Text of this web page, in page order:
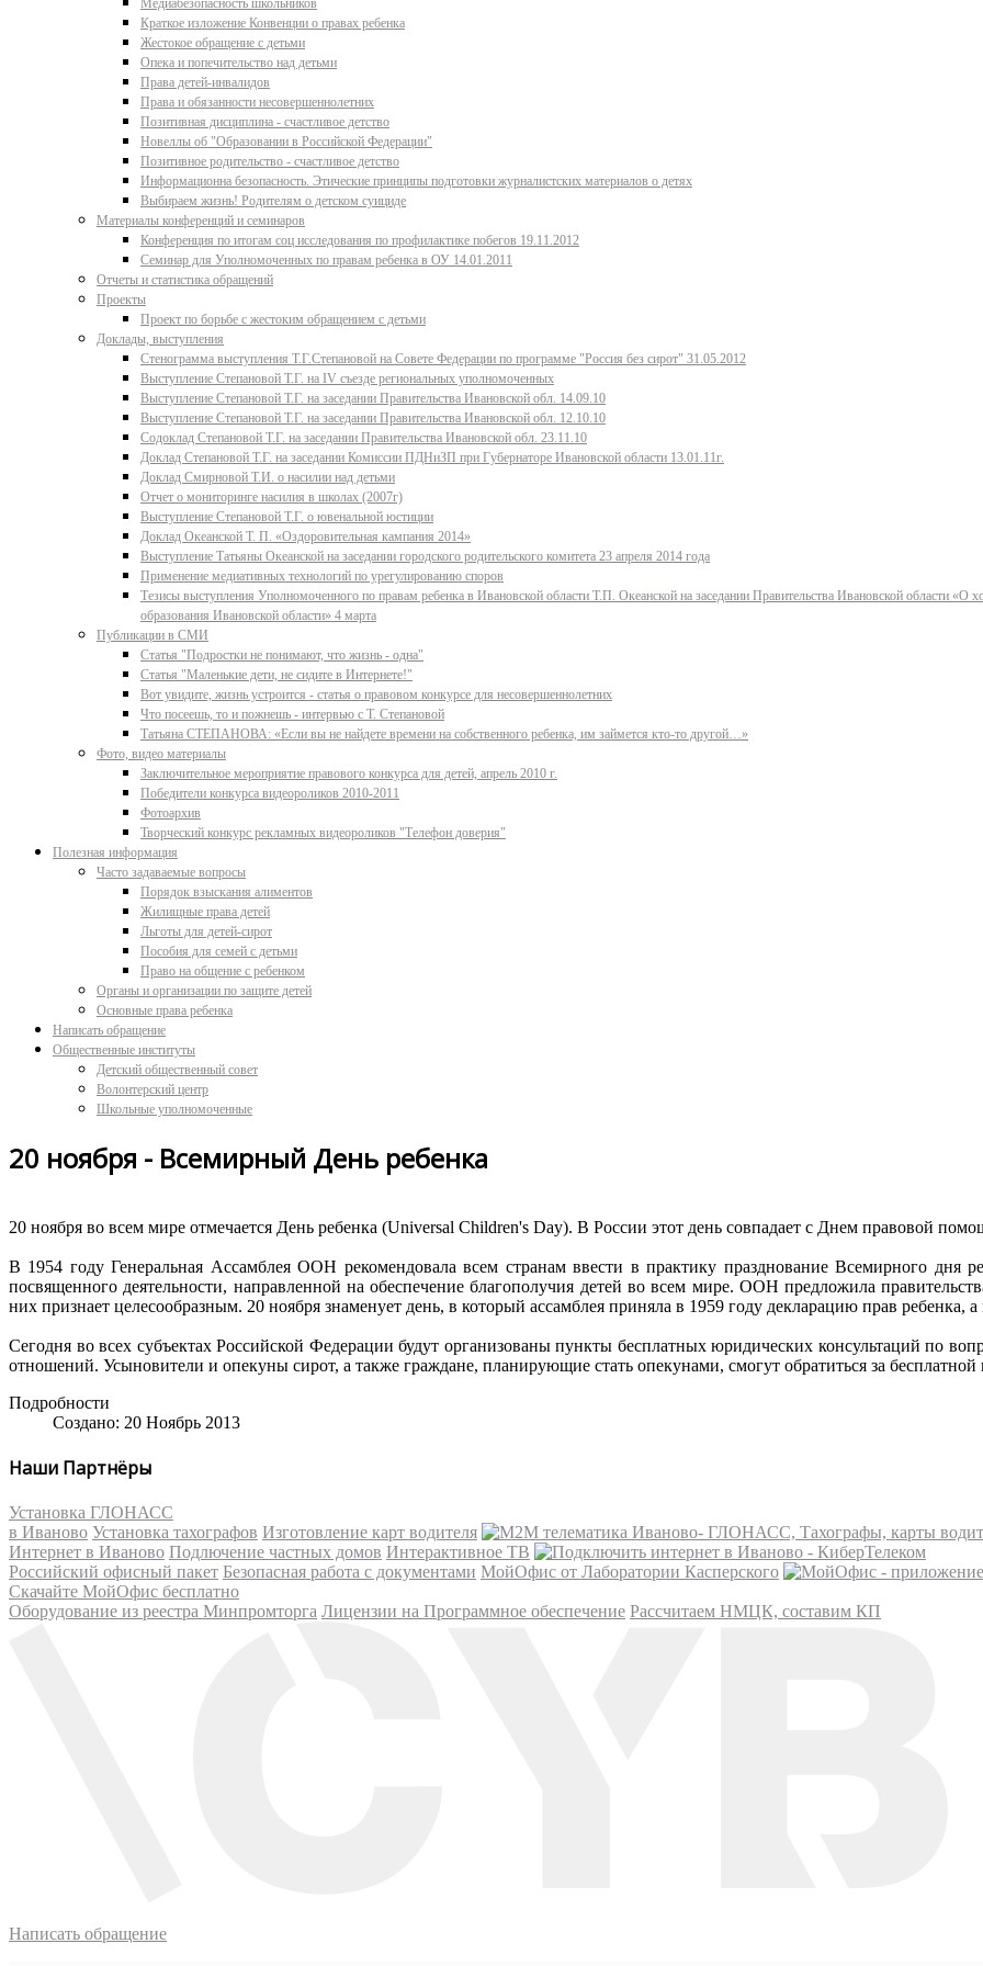
Медиабезопасность школьников
Краткое изложение Конвенции о правах ребенка
Жестокое обращение с детьми
Опека и попечительство над детьми
Права детей-инвалидов
Права и обязанности несовершеннолетних
Позитивная дисциплина - счастливое детство
Новеллы об "Образовании в Российской Федерации"
Позитивное родительство - счастливое детство
Информационна безопасность. Этические принципы подготовки журналистских материалов о детях
Выбираем жизнь! Родителям о детском суициде
Материалы конференций и семинаров
Конференция по итогам соц исследования по профилактике побегов 19.11.2012
Семинар для Уполномоченных по правам ребенка в ОУ 14.01.2011
Отчеты и статистика обращений
Проекты
Проект по борьбе с жестоким обращением с детьми
Доклады, выступления
Стенограмма выступления Т.Г.Степановой на Совете Федерации по программе "Россия без сирот" 31.05.2012
Выступление Степановой Т.Г. на IV съезде региональных уполномоченных
Выступление Степановой Т.Г. на заседании Правительства Ивановской обл. 14.09.10
Выступление Степановой Т.Г. на заседании Правительства Ивановской обл. 12.10.10
Содоклад Степановой Т.Г. на заседании Правительства Ивановской обл. 23.11.10
Доклад Степановой Т.Г. на заседании Комиссии ПДНиЗП при Губернаторе Ивановской области 13.01.11г.
Доклад Смирновой Т.И. о насилии над детьми
Отчет о мониторинге насилия в школах (2007г)
Выступление Степановой Т.Г. о ювенальной юстиции
Доклад Океанской Т. П. «Оздоровительная кампания 2014»
Выступление Татьяны Океанской на заседании городского родительского комитета 23 апреля 2014 года
Применение медиативных технологий по урегулированию споров
Тезисы выступления Уполномоченного по правам ребенка в Ивановской области Т.П. Океанской на заседании Правительства Ивановской области «О
образования Ивановской области» 4 марта
Публикации в СМИ
Статья "Подростки не понимают, что жизнь - одна"
Статья "Маленькие дети, не сидите в Интернете!"
Вот увидите, жизнь устроится - статья о правовом конкурсе для несовершеннолетних
Что посеешь, то и пожнешь - интервью с Т. Степановой
Татьяна СТЕПАНОВА: «Если вы не найдете времени на собственного ребенка, им займется кто-то другой…»
Фото, видео материалы
Заключительное мероприятие правового конкурса для детей, апрель 2010 г.
Победители конкурса видеороликов 2010-2011
Фотоархив
Творческий конкурс рекламных видеороликов "Телефон доверия"
Полезная информация
Часто задаваемые вопросы
Порядок взыскания алиментов
Жилищные права детей
Льготы для детей-сирот
Пособия для семей с детьми
Право на общение с ребенком
Органы и организации по защите детей
Основные права ребенка
Написать обращение
Общественные институты
Детский общественный совет
Волонтерский центр
Школьные уполномоченные
20 ноября - Всемирный День ребенка
20 ноября во всем мире отмечается День ребенка (Universal Children's Day). В России этот день совпадает с Днем правовой
В 1954 году Генеральная АссамблеяООН рекомендовала всем странам ввести впрактику празднование Всемирного дня
посвященного деятельности, направленной на обеспечение благополучия детей во всем мире. ООНпредложила
них признает целесообразным. 20 ноября знаменует день, в который ассамблея приняла в 1959 году декларацию прав ребенка, а
Сегодня во всех субъектах Российской Федерации будут организованы пункты бесплатных юридических консультаций по
отношений. Усыновители и опекуны сирот, а также граждане, планирующие стать опекунами, смогут обратиться за бесплатной
Подробности
Создано: 20 Ноябрь 2013
Наши Партнёры
Установка ГЛОНАСС
в Иваново Установка тахографов Изготовление карт водителя
Интернет в Иваново Подлючение частных домов Интерактивное ТВ
Российский офисный пакет Безопасная работа с документами МойОфис от Лаборатории Касперского
Скачайте МойОфис бесплатно
Оборудование из реестра Минпромторга Лицензии на Программное обеспечение Рассчитаем НМЦК, составим КП
Написать обращение